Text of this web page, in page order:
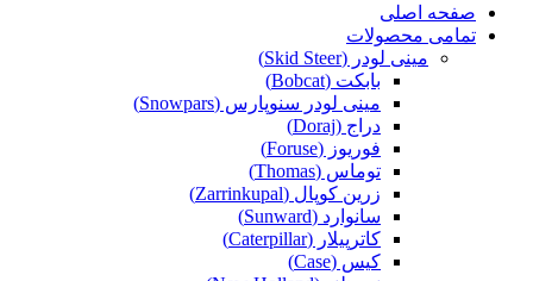
صفحه اصلی
تمامی محصولات
مینی لودر (Skid Steer)
بابکت (Bobcat)
مینی لودر سنوپارس (Snowpars)
دراج (Doraj)
فوریوز (Foruse)
توماس (Thomas)
زرین کوپال (Zarrinkupal)
سانوارد (Sunward)
کاترپیلار (Caterpillar)
کیس (Case)